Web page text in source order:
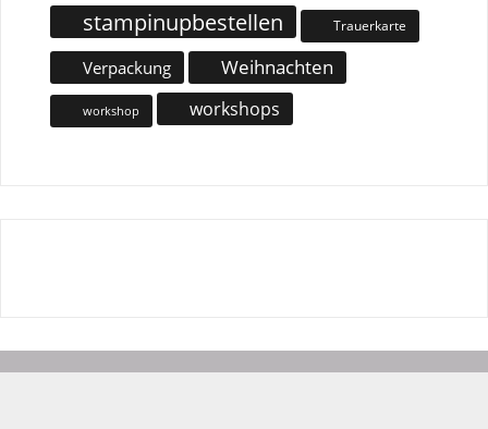
stampinupbestellen Trauerkarte
Verpackung Weihnachten
workshop workshops